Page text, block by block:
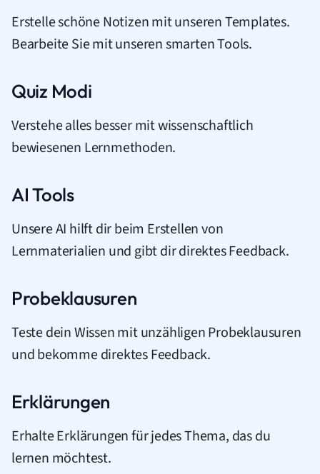
Erstelle schöne Notizen mit unseren Templates.
Bearbeite Sie mit unseren smarten Tools.
Quiz Modi
Verstehe alles besser mit wissenschaftlich
bewiesenen Lernmethoden.
AI Tools
Unsere AI hilft dir beim Erstellen von
Lernmaterialien und gibt dir direktes Feedback.
Probeklausuren
Teste dein Wissen mit unzähligen Probeklausuren
und bekomme direktes Feedback.
Erklärungen
Erhalte Erklärungen für jedes Thema, das du
lernen möchtest.